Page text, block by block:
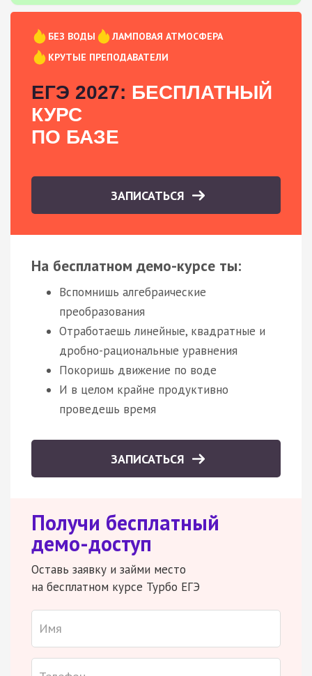
БЕЗ ВОДЫ
ЛАМПОВАЯ АТМОСФЕРА
КРУТЫЕ ПРЕПОДАВАТЕЛИ
ЕГЭ 2027: БЕСПЛАТНЫЙ
КУРС
ПО БАЗЕ
ЗАПИСАТЬСЯ
На бесплатном демо-курсе ты:
Вспомнишь алгебраические
преобразования
Отработаешь линейные, квадратные и
дробно-рациональные уравнения
Покоришь движение по воде
И в целом крайне продуктивно
проведешь время
ЗАПИСАТЬСЯ
Получи бесплатный
демо-доступ
Оставь заявку и займи место
на бесплатном курсе Турбо ЕГЭ